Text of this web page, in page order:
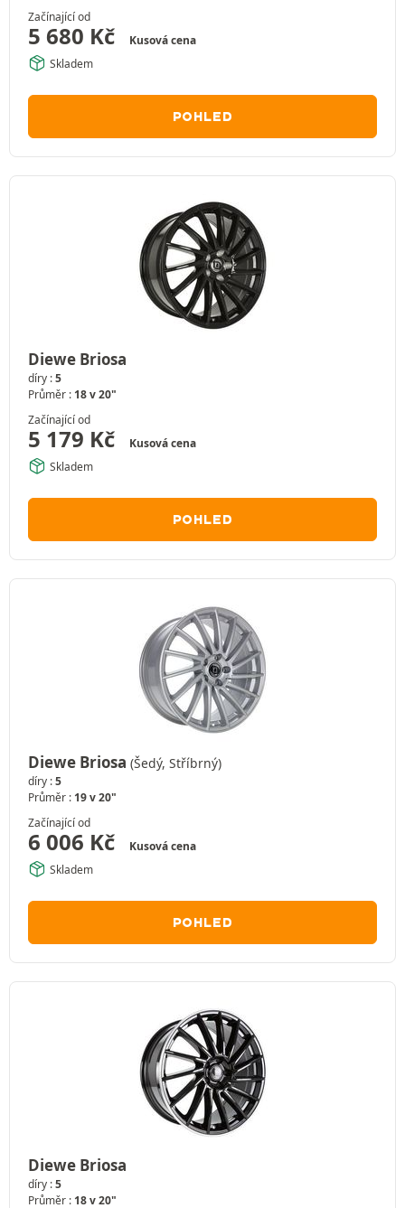
Začínající od
5 680 Kč
Kusová cena
Skladem
POHLED
Diewe Briosa
díry :5
Průměr : 18 v 20"
Začínající od
5 179 Kč
Kusová cena
Skladem
POHLED
Diewe Briosa (Šedý, Stříbrný)
díry :5
Průměr : 19 v 20"
Začínající od
6 006 Kč
Kusová cena
Skladem
POHLED
Diewe Briosa
díry :5
Průměr : 18 v 20"